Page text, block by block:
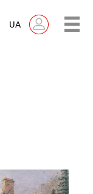
UA